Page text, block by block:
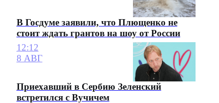
В Госдуме заявили, что Плющенко не
стоит ждать грантов на шоу от России
12:12
8 АВГ
Приехавший в Сербию Зеленский
встретился с Вучичем